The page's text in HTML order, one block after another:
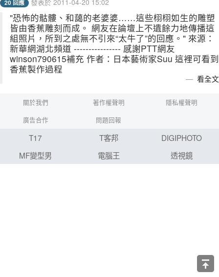
20 回應 發表於 2011-04-20 15:02
"恐怖的骷髏、和藹的老婆婆……這些栩栩如生的雕塑
皆由香蕉雕刻而成。 網友在論壇上不遺餘力地傳播這
組照片，所到之處無不引來“太牛了”的回應。" 來源：
新華網湖北頻道 ---------------- 感謝PTT網友
winson790615補充 作者：日本藝術家Suu 這裡可看到
香蕉製作過程
看全文
關於我們 著作權聲明
隱私權聲明
廣告合作
問題回報
T17 T客邦
DIGIPHOTO
MF變型男
電腦王 透視鏡